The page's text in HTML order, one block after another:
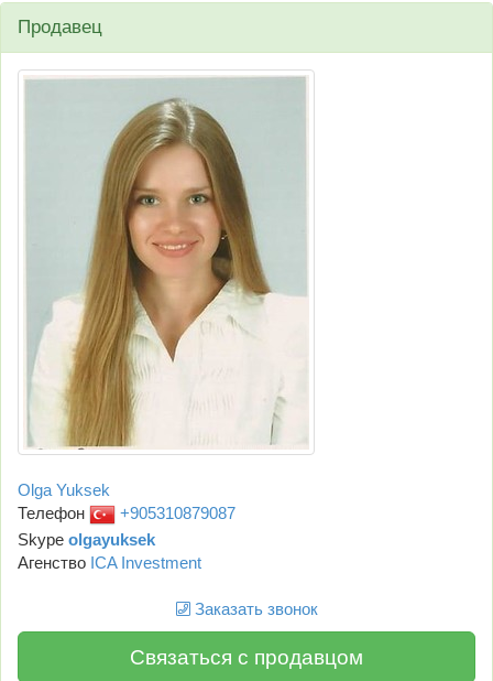
Продавец
Olga Yuksek
Телефон
+905310879087
Skype olgayuksek
Агенство ICA Investment
Заказать звонок
Связаться с продавцом